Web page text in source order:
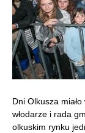
Dni Olkusza
włodarze i rada
olkuskim rynku